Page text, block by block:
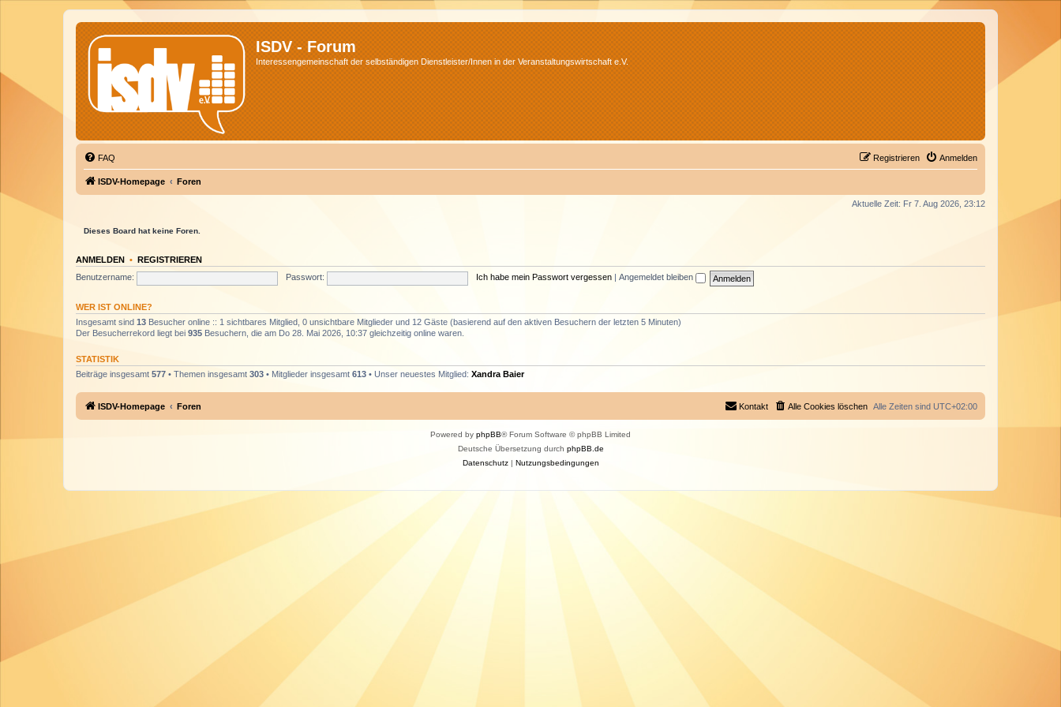
ISDV - Forum
Interessengemeinschaft der selbständigen Dienstleister/Innen in der Veranstaltungswirtschaft e.V.
FAQ Anmelden
Registrieren
ISDV-Homepage Foren
Aktuelle Zeit: Fr 7. Aug 2026, 23:12
Dieses Board hat keine Foren.
ANMELDEN • REGISTRIEREN
Benutzername:
Passwort: Ich habe mein Passwort vergessen Angemeldet bleiben
WER IST ONLINE?
Insgesamt sind 13 Besucher online :: 1 sichtbares Mitglied, 0 unsichtbare Mitglieder und 12 Gäste (basierend auf den aktiven Besuchern der letzten 5 Minuten)
Der Besucherrekord liegt bei 935 Besuchern, die am Do 28. Mai 2026, 10:37 gleichzeitig online waren.
STATISTIK
Beiträge insgesamt 577 • Themen insgesamt 303 • Mitglieder insgesamt 613 • Unser neuestes Mitglied: Xandra Baier
ISDV-Homepage Foren Alle Zeiten sind UTC+02:00
Alle Cookies löschen
Kontakt
Powered by phpBB® Forum Software © phpBB Limited
Deutsche Übersetzung durch phpBB.de
Datenschutz| Nutzungsbedingungen